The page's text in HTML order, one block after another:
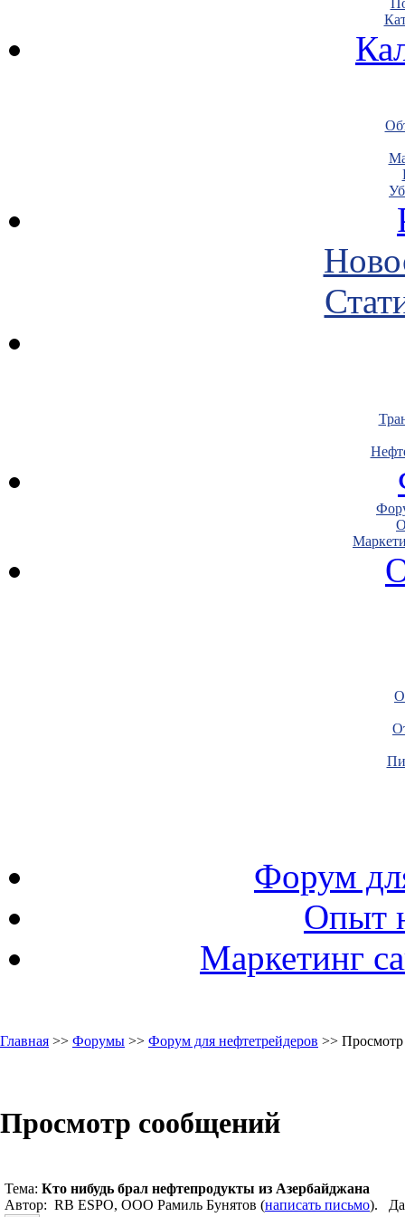
Форум
Опыт
Маркетинг
Главная >> Форумы >> Форум для нефтетрейдеров >>
Просмотр сообщений
Тема: Кто нибудь брал нефтепродукты из Азербайджана
Автор: RB ESPO, ООО Рамиль Бунятов (написать письмо).